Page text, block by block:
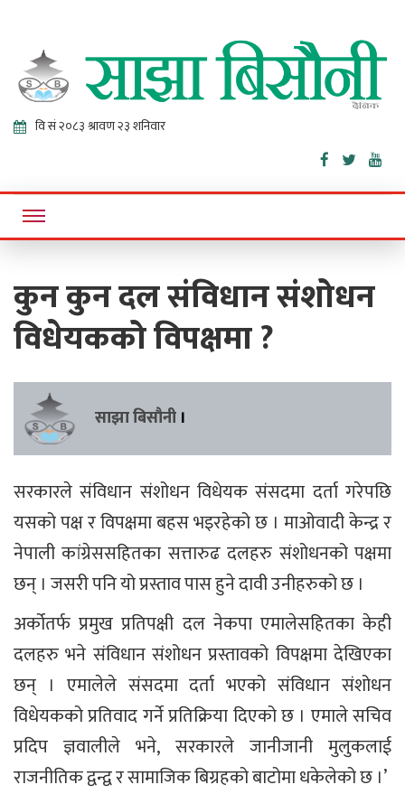
Sajha
Bisaunee
Online News Portal
कुन कुन दल संविधान संशोधन
विधेयकको विपक्षमा ?
साझा बिसौनी ।
सरकारले संविधान संशोधन विधेयक संसदमा दर्ता गरेपछि
यसको पक्ष र विपक्षमा बहस भइरहेको छ । माओवादी केन्द्र र
नेपाली कांग्रेससहितका सत्तारुढ दलहरु संशोधनको पक्षमा
छन् । जसरी पनि यो प्रस्ताव पास हुने दावी उनीहरुको छ ।
अर्कोतर्फ प्रमुख प्रतिपक्षी दल नेकपा एमालेसहितका केही
दलहरु भने संविधान संशोधन प्रस्तावको विपक्षमा देखिएका
छन् । एमालेले संसदमा दर्ता भएको संविधान संशोधन
विधेयकको प्रतिवाद गर्ने प्रतिक्रिया दिएको छ । एमाले सचिव
प्रदिप ज्ञवालीले भने, सरकारले जानीजानी मुलुकलाई
राजनीतिक द्वन्द्व र सामाजिक बिग्रहको बाटोमा धकेलेको छ ।’